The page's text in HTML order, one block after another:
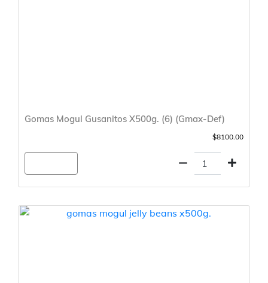
Gomas Mogul Gusanitos X500g. (6) (Gmax-Def)
$8100.00